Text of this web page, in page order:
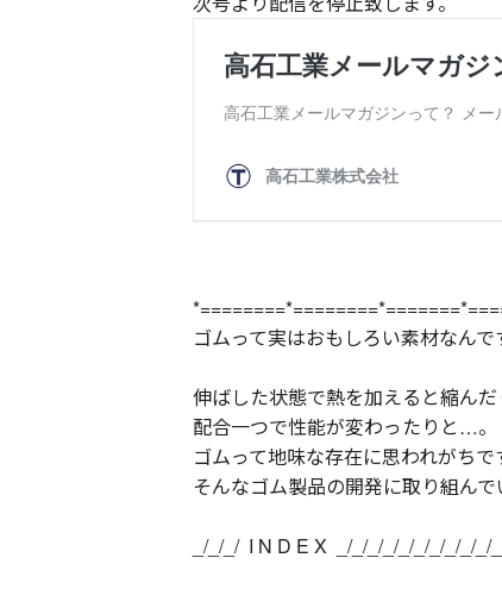
ゴムって実はおもしろい素材なんで
伸ばした状態で熱を加えると縮んだ
配合一つで性能が変わったりと…。
ゴムって地味な存在に思われがち
そんなゴム製品の開発に取り組ん
_/_/_/ I N D E X _/_/_/_/_/_/_/_/_/_/